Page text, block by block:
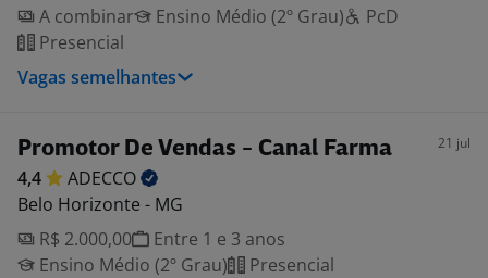
A combinar
Ensino Médio (2º Grau)
PcD
Presencial
Vagas semelhantes
Promotor De Vendas - Canal Farma 21 jul
4,4
ADECCO
Belo Horizonte - MG
R$ 2.000,00
Entre 1 e 3 anos
Ensino Médio (2º Grau)
Presencial